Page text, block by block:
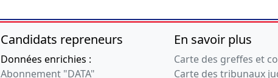
Candidats repreneurs
Données enrichies :
Abonnement "DATA"
En savoir plus
Carte des greffes et
Carte des tribunaux